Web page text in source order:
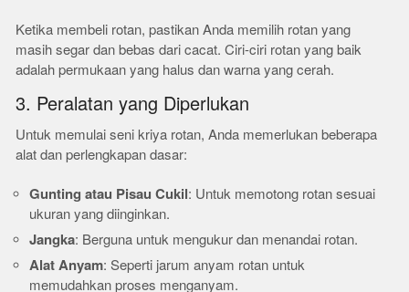
Ketika membeli rotan, pastikan Anda memilih rotan yang
masih segar dan bebas dari cacat. Ciri-ciri rotan yang baik
adalah permukaan yang halus dan warna yang cerah.
3. Peralatan yang Diperlukan
Untuk memulai seni kriya rotan, Anda memerlukan beberapa
alat dan perlengkapan dasar:
Gunting atau Pisau Cukil: Untuk memotong rotan sesuai
ukuran yang diinginkan.
Jangka: Berguna untuk mengukur dan menandai rotan.
Alat Anyam: Seperti jarum anyam rotan untuk
memudahkan proses menganyam.